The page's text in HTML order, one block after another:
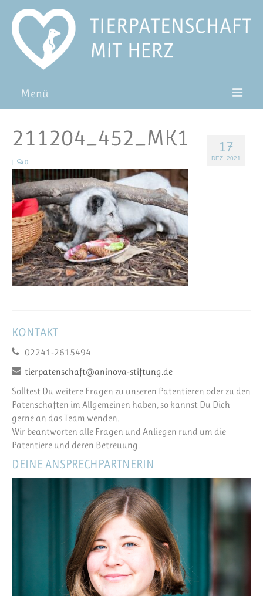
Menü
Pat*in werden
Patenschaft verschenken
Blog
FAQ
17
DEZ. 2021
211204_452_MK1
| 0
KONTAKT
02241-2615494
tierpatenschaft@aninova-stiftung.de
Solltest Du weitere Fragen zu unseren Patentieren oder zu den
Patenschaften im Allgemeinen haben, so kannst Du Dich
gerne an das Team wenden.
Wir beantworten alle Fragen und Anliegen rund um die
Patentiere und deren Betreuung.
DEINE ANSPRECHPARTNERIN